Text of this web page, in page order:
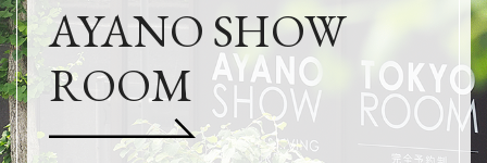
AYANO SHOW
ROOM